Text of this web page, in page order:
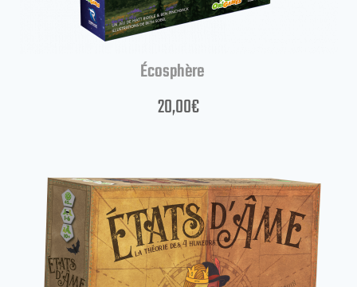
Écosphère
20,00€